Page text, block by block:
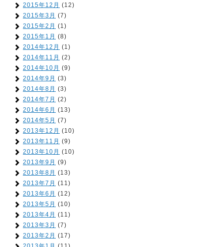
2015年12月 (12)
2015年3月 (7)
2015年2月 (1)
2015年1月 (8)
2014年12月 (1)
2014年11月 (2)
2014年10月 (9)
2014年9月 (3)
2014年8月 (3)
2014年7月 (2)
2014年6月 (13)
2014年5月 (7)
2013年12月 (10)
2013年11月 (9)
2013年10月 (10)
2013年9月 (9)
2013年8月 (13)
2013年7月 (11)
2013年6月 (12)
2013年5月 (10)
2013年4月 (11)
2013年3月 (7)
2013年2月 (17)